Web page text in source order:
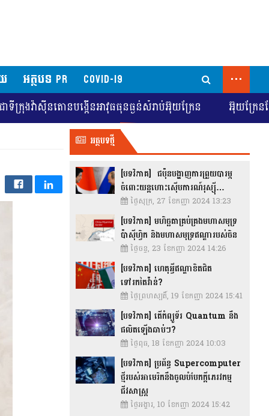
អត្ថបទ PR COVID-19 ...
តោនបង្កើនអាវុធធុនធ្ងន់សំរាប់អ៊ុយក្រែន អ៊ុយក្រែនស្វែងរកកា
អត្ថបទថ្មី
[បទវិភាគ] ជប៉ុនបង្ហាញការព្រួយបារម្ភ
ចំពោះយន្តហោះស៊ើបការណ៍រុស្ស៊ី…
ថ្ងៃសុក្រ, 27 ខែកញ្ញា 2024 13:23
[បទវិភាគ] មហិច្ឆតាគ្រប់គ្រងមហាសមុទ្រ
ប៉ាស៊ីហ្វិក និងមហាសមុទ្រឥណ្ឌារបស់ចិន
ថ្ងៃចន្ទ, 23 ខែកញ្ញា 2024 14:26
[បទវិភាគ] ហេតុអ្វីឥណ្ឌាខិតជិត
ទៅរកតៃវ៉ាន់?
ថ្ងៃព្រហស្បតិ៍, 19 ខែកញ្ញា 2024 15:41
[បទវិភាគ] តើកំព្យូទ័រ Quantum នឹង
ផលិតឡើងឆាប់ៗ?
ថ្ងៃពុធ, 18 ខែកញ្ញា 2024 10:03
[បទវិភាគ] ប្រព័ន្ធ Supercomputer
ថ្មីរបស់អាមេរិកនឹងចូលបំបែកក្តីភេរវកម្ម
ជីវសាស្រ្ត
ថ្ងៃអង្គារ, 10 ខែកញ្ញា 2024 15:42